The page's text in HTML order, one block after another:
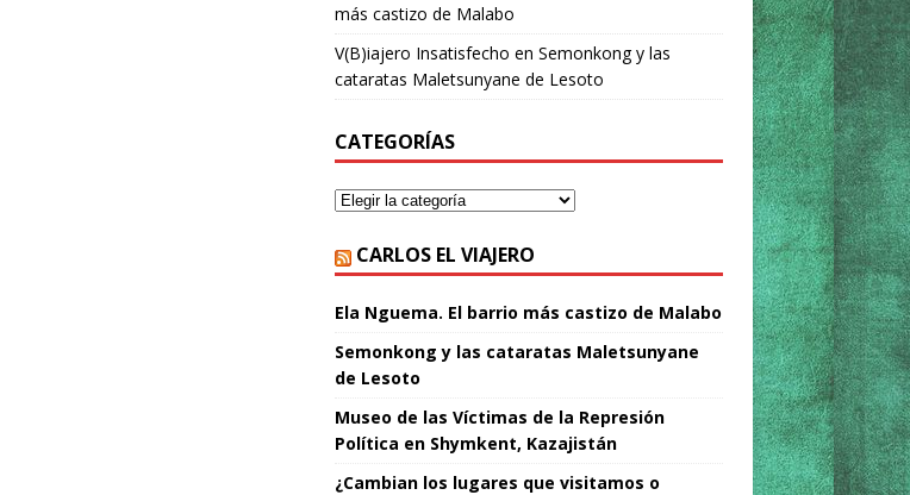
más castizo de Malabo
V(B)iajero Insatisfecho en Semonkong y las
cataratas Maletsunyane de Lesoto
CATEGORÍAS
CARLOS EL VIAJERO
Ela Nguema. El barrio más castizo de Malabo
Semonkong y las cataratas Maletsunyane
de Lesoto
Museo de las Víctimas de la Represión
Política en Shymkent, Kazajistán
¿Cambian los lugares que visitamos o